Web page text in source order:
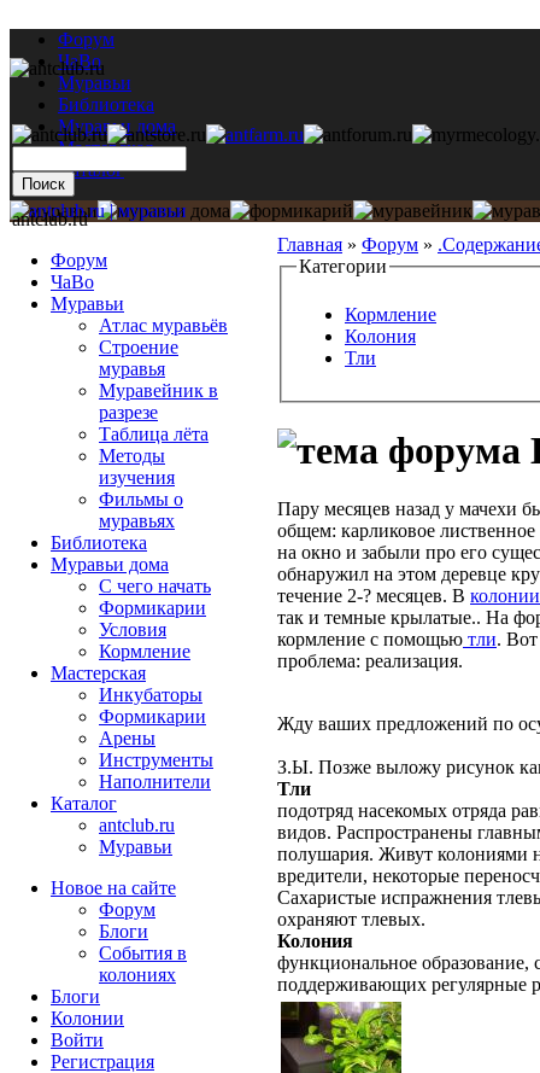
Форум
ЧаВо
Муравьи
Библиотека
Муравьи дома
Мастерская
Каталог
Главная » Форум »
Категории
Кормление
Колония
Тли
Пару месяцев назад у мачехи
общем: карликовое
на окно и забыли про его
обнаружил на этом деревце
течение 2-? месяцев. В колонии
так и темные крылатые.. На
кормление с помощью тли. Вот
проблема: реализация.
Жду ваших предложений по
З.Ы. Позже выложу рисунок
Тли
подотряд насекомых отряда
видов. Распространены
полушария. Живут колониями
вредители, некоторые
Сахаристые испражнения
охраняют тлевых.
Колония
функциональное образование,
поддерживающих регулярные
antclub.ru
Форум
ЧаВо
Муравьи
Атлас муравьёв
Строение
муравья
Муравейник в
разрезе
Таблица лёта
Методы
изучения
Фильмы о
муравьях
Библиотека
Муравьи дома
С чего начать
Формикарии
Условия
Кормление
Мастерская
Инкубаторы
Формикарии
Арены
Инструменты
Наполнители
Каталог
antclub.ru
Муравьи
Новое на сайте
Форум
Блоги
События в
колониях
Блоги
Колонии
Войти
Peгиcтpaция